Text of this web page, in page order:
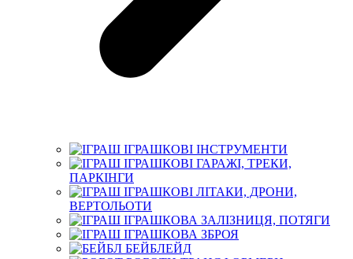
ІГРАШКОВІ ІНСТРУМЕНТИ
ІГРАШКОВІ ГАРАЖІ, ТРЕКИ,
ПАРКІНГИ
ІГРАШКОВІ ЛІТАКИ, ДРОНИ,
ВЕРТОЛЬОТИ
ІГРАШКОВА ЗАЛІЗНИЦЯ, ПОТЯГИ
ІГРАШКОВА ЗБРОЯ
БЕЙБЛЕЙД